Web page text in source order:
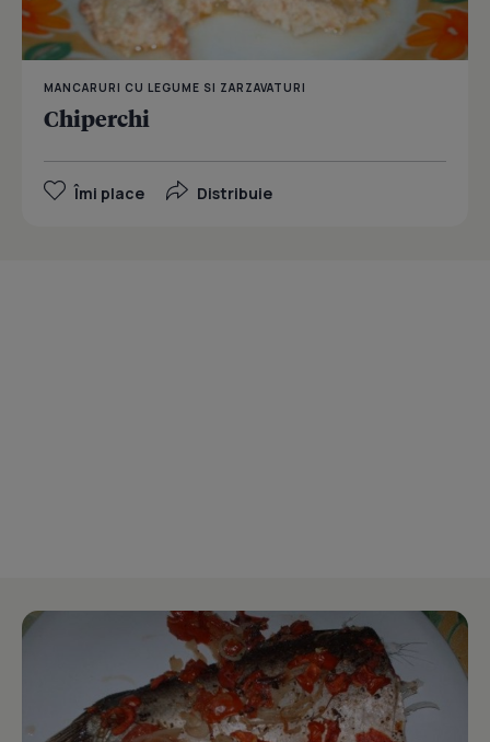
MANCARURI CU LEGUME SI ZARZAVATURI
Chiperchi
Îmi place Distribuie